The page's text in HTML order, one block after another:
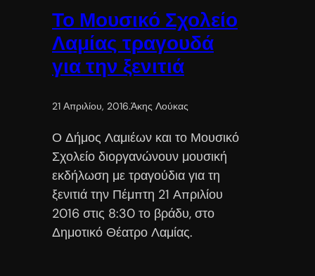
Το Μουσικό Σχολείο
Λαμίας τραγουδά
για την ξενιτιά
21 Απριλίου, 2016.Άκης Λούκας
Ο Δήμος Λαμιέων και το Μουσικό
Σχολείο διοργανώνουν μουσική
εκδήλωση με τραγούδια για τη
ξενιτιά την Πέμπτη 21 Απριλίου
2016 στις 8:30 το βράδυ, στο
Δημοτικό Θέατρο Λαμίας.